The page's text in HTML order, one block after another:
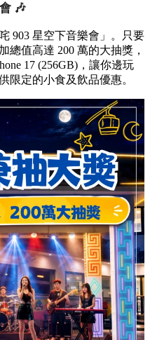
🎶
903 星空下音樂會」。只要
總值高達 200 萬的大抽獎，
17 (256GB)，讓你邊玩
限定的小食及飲品優惠。